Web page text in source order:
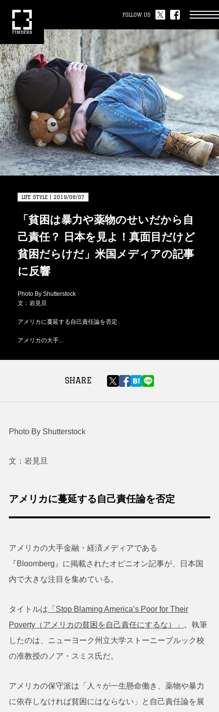
FOLLOW US
LIFE STYLE | 2019/08/07
「貧困は暴力や薬物のせいだから自
己責任？ 日本を見よ！真面目だけど
貧困だらけだ」米国メディアの記事
に反響
Photo By Shutterstock
文：岩見旦
アメリカに蔓延する自己責任論を否定
アメリカの大手...
SHARE
Photo By Shutterstock
文：岩見旦
アメリカに蔓延する自己責任論を否定
アメリカの大手金融・経済メディアである
『Bloomberg』に掲載されたオピニオン記事が、日本国
内で大きな注目を集めている。
タイトルは 「Stop Blaming America’s Poor for Their
Poverty（アメリカの貧困を自己責任にするな）」
。執筆
したのは、ニューヨーク州立大学ストーニーブルック校
の准教授のノア・スミス氏だ。
アメリカの保守派は「人々が一生懸命働き、薬物や暴力
に依存しなければ貧困にはならない」と自己責任論を展